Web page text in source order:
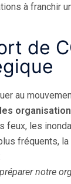
à franchir
de
au
feux, les
fréquents, la
notre